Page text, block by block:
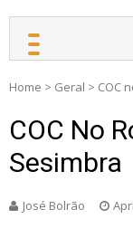
Home > Geral > COC
COC No
Sesimbra
José Bolrão